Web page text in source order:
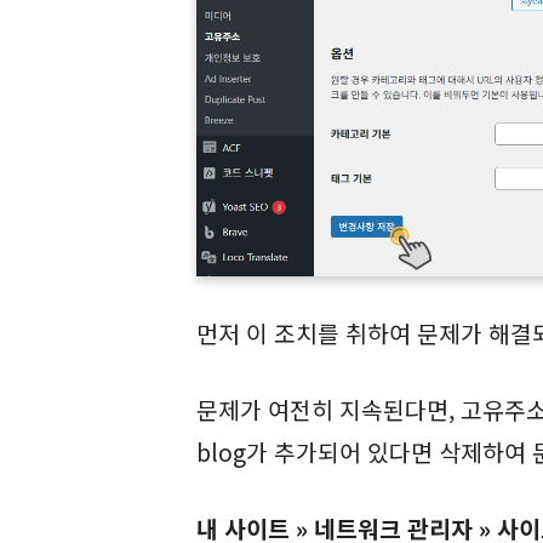
먼저 이 조치를 취하여 문제가 해
문제가 여전히 지속된다면, 고유
blog가 추가되어 있다면 삭제하여
내 사이트 » 네트워크 관리자 » 사